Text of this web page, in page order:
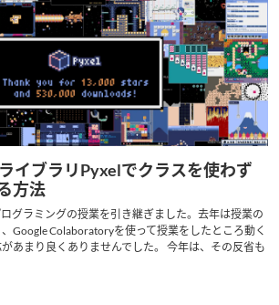
イブラリPyxelでクラスを使わず
方法
グラミングの授業を引き継ぎました。去年は授業の
Google Colaboratoryを使って授業をしたところ動く
あまり良くありませんでした。 今年は、その反省も